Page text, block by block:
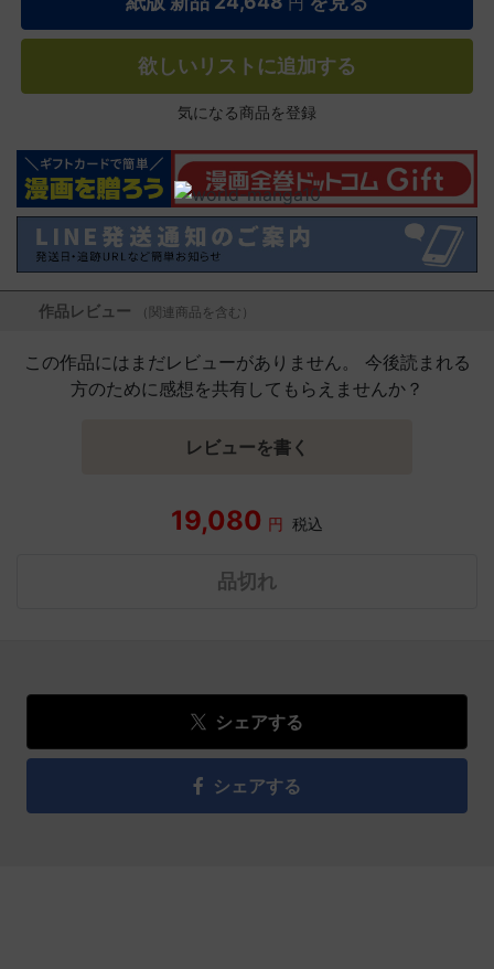
欲しいリストに追加する
気になる商品を登録
作品レビュー （関連商品を含む）
この作品にはまだレビューがありません。 今後読まれる
方のために感想を共有してもらえませんか？
レビューを書く
19,080 円 税込
品切れ
シェアする
シェアする